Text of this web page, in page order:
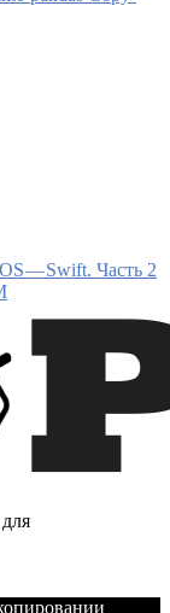
— Swift. Часть 2